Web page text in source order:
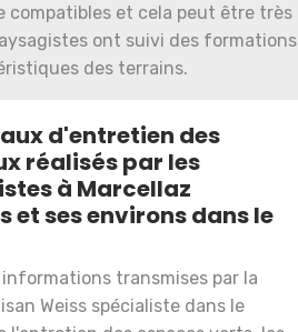
compatibles et cela peut être très
ont suivi des formations
des terrains.
d'entretien des
réalisés par les
à Marcellaz
et ses environs dans le
informations transmises par la
Weiss spécialiste dans le